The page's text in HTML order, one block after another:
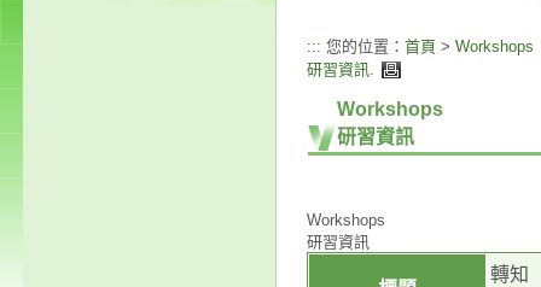
::: 您的位置： 首頁 > Workshops
研習資訊.
Workshops
研習資訊
Workshops
研習資訊
轉知